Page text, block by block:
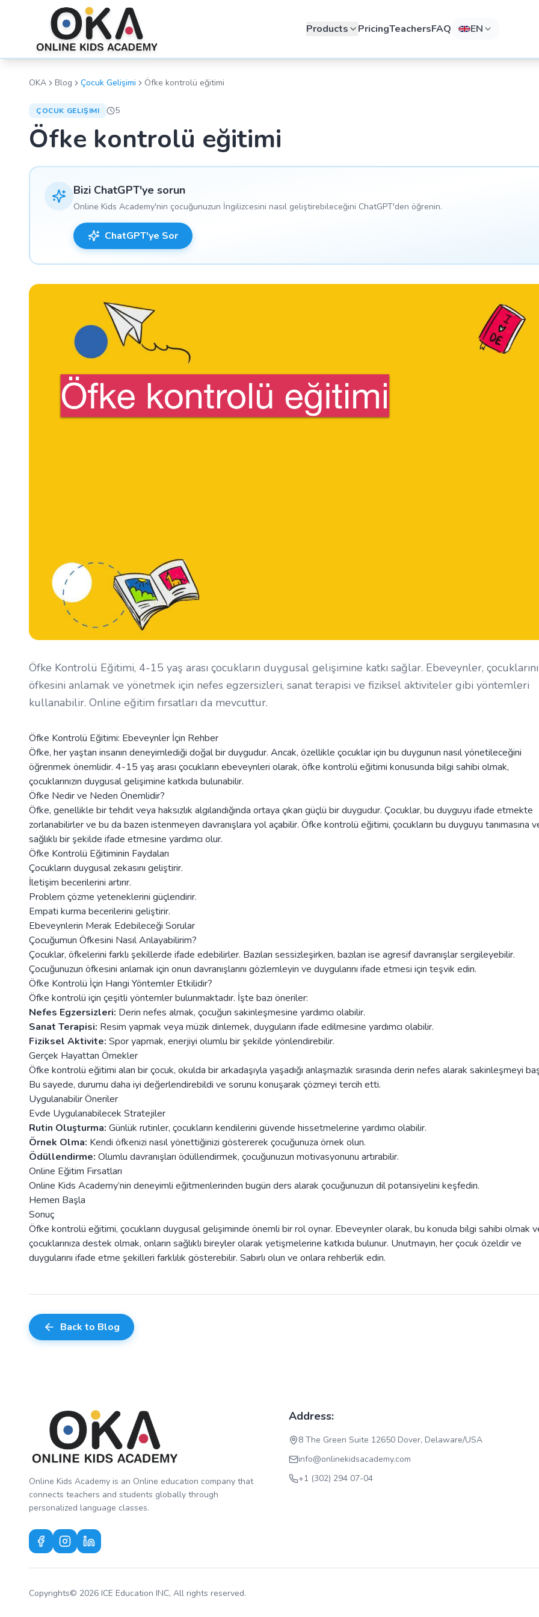
Products PricingTeachersFAQ EN
OKA Blog Çocuk Gelişimi Öfke kontrolü eğitimi
ÇOCUK GELIŞIMI 5
Öfke kontrolü eğitimi
Bizi ChatGPT'ye sorun
Online Kids Academy'nin çocuğunuzun İngilizcesini nasıl geliştirebileceğini ChatGPT'den öğrenin.
ChatGPT'ye Sor
Öfke Kontrolü Eğitimi, 4-15 yaş arası çocukların duygusal gelişimine katkı sağlar. Ebeveynler,
öfkesini anlamak ve yönetmek için nefes egzersizleri, sanat terapisi ve fiziksel aktiviteler gibi yöntemleri
kullanabilir. Online eğitim fırsatları da mevcuttur.
Öfke Kontrolü Eğitimi: Ebeveynler İçin Rehber
Öfke, her yaştan insanın deneyimlediği doğal bir duygudur. Ancak, özellikle çocuklar için bu duygunun nasıl yönetileceğini
öğrenmek önemlidir. 4-15 yaş arası çocukların ebeveynleri olarak, öfke kontrolü eğitimi konusunda bilgi sahibi olmak,
çocuklarınızın duygusal gelişimine katkıda bulunabilir.
Öfke Nedir ve Neden Önemlidir?
Öfke, genellikle bir tehdit veya haksızlık algılandığında ortaya çıkan güçlü bir duygudur. Çocuklar, bu duyguyu ifade etmekte
zorlanabilirler ve bu da bazen istenmeyen davranışlara yol açabilir. Öfke kontrolü eğitimi, çocukların bu duyguyu tanımasına
sağlıklı bir şekilde ifade etmesine yardımcı olur.
Öfke Kontrolü Eğitiminin Faydaları
Çocukların duygusal zekasını geliştirir.
İletişim becerilerini artırır.
Problem çözme yeteneklerini güçlendirir.
Empati kurma becerilerini geliştirir.
Ebeveynlerin Merak Edebileceği Sorular
Çocuğumun Öfkesini Nasıl Anlayabilirim?
Çocuklar, öfkelerini farklı şekillerde ifade edebilirler. Bazıları sessizleşirken, bazıları ise agresif davranışlar sergileyebilir.
Çocuğunuzun öfkesini anlamak için onun davranışlarını gözlemleyin ve duygularını ifade etmesi için teşvik edin.
Öfke Kontrolü İçin Hangi Yöntemler Etkilidir?
Öfke kontrolü için çeşitli yöntemler bulunmaktadır. İşte bazı öneriler:
Nefes Egzersizleri: Derin nefes almak, çocuğun sakinleşmesine yardımcı olabilir.
Sanat Terapisi: Resim yapmak veya müzik dinlemek, duyguların ifade edilmesine yardımcı olabilir.
Fiziksel Aktivite: Spor yapmak, enerjiyi olumlu bir şekilde yönlendirebilir.
Gerçek Hayattan Örnekler
Öfke kontrolü eğitimi alan bir çocuk, okulda bir arkadaşıyla yaşadığı anlaşmazlık sırasında derin nefes alarak sakinleşmeyi
Bu sayede, durumu daha iyi değerlendirebildi ve sorunu konuşarak çözmeyi tercih etti.
Uygulanabilir Öneriler
Evde Uygulanabilecek Stratejiler
Rutin Oluşturma: Günlük rutinler, çocukların kendilerini güvende hissetmelerine yardımcı olabilir.
Örnek Olma: Kendi öfkenizi nasıl yönettiğinizi göstererek çocuğunuza örnek olun.
Ödüllendirme: Olumlu davranışları ödüllendirmek, çocuğunuzun motivasyonunu artırabilir.
Online Eğitim Fırsatları
Online Kids Academy’nin deneyimli eğitmenlerinden bugün ders alarak çocuğunuzun dil potansiyelini keşfedin.
Hemen Başla
Sonuç
Öfke kontrolü eğitimi, çocukların duygusal gelişiminde önemli bir rol oynar. Ebeveynler olarak, bu konuda bilgi sahibi olmak
çocuklarınıza destek olmak, onların sağlıklı bireyler olarak yetişmelerine katkıda bulunur. Unutmayın, her çocuk özeldir ve
duygularını ifade etme şekilleri farklılık gösterebilir. Sabırlı olun ve onlara rehberlik edin.
Back to Blog
Online Kids Academy is an Online education company that
connects teachers and students globally through
personalized language classes.
Address:
8 The Green Suite 12650 Dover, Delaware/USA
info@onlinekidsacademy.com
+1 (302) 294 07-04
Copyrights© 2026 ICE Education INC, All rights reserved.